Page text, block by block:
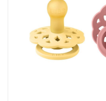
Volledig vrij van BPA, PVC en
De speen is gemaakt van
Omdat natuurrubberlatex
Specificatie's: